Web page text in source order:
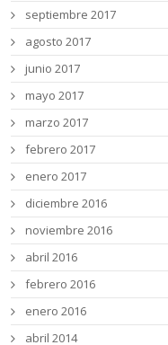
septiembre 2017
agosto 2017
junio 2017
mayo 2017
marzo 2017
febrero 2017
enero 2017
diciembre 2016
noviembre 2016
abril 2016
febrero 2016
enero 2016
abril 2014